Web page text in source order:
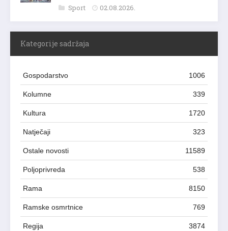
Sport 02.08.2026.
Kategorije sadržaja
Gospodarstvo 1006
Kolumne 339
Kultura 1720
Natječaji 323
Ostale novosti 11589
Poljoprivreda 538
Rama 8150
Ramske osmrtnice 769
Regija 3874